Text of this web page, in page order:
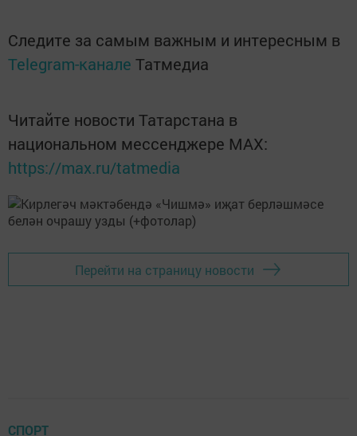
Следите за самым важным и интересным в
Telegram-канале Татмедиа
Читайте новости Татарстана в
национальном мессенджере MАХ:
https://max.ru/tatmedia
Перейти на страницу новости
СПОРТ